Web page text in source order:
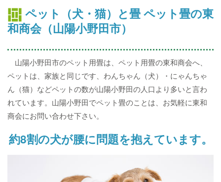
ペット（犬・猫）と畳 ペット畳の東
和商会（山陽小野田市）
山陽小野田市のペット用畳は、ペット用畳の東和商会へ、
ペットは、家族と同じです、わんちゃん（犬）・にゃんちゃ
ん（猫）などペットの数が山陽小野田の人口より多いと言わ
れています。山陽小野田でペット畳のことは、お気軽に東和
商会にお問い合わせ下さい。
約8割の犬が腰に問題を抱えています。